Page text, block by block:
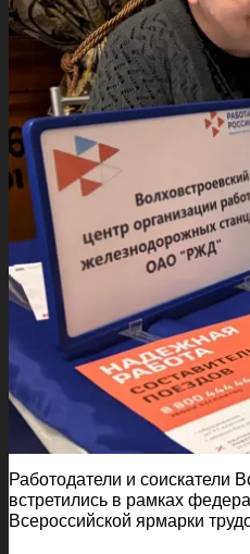
Работодатели и соискатели
встретились в рамках
Всероссийской ярмарки